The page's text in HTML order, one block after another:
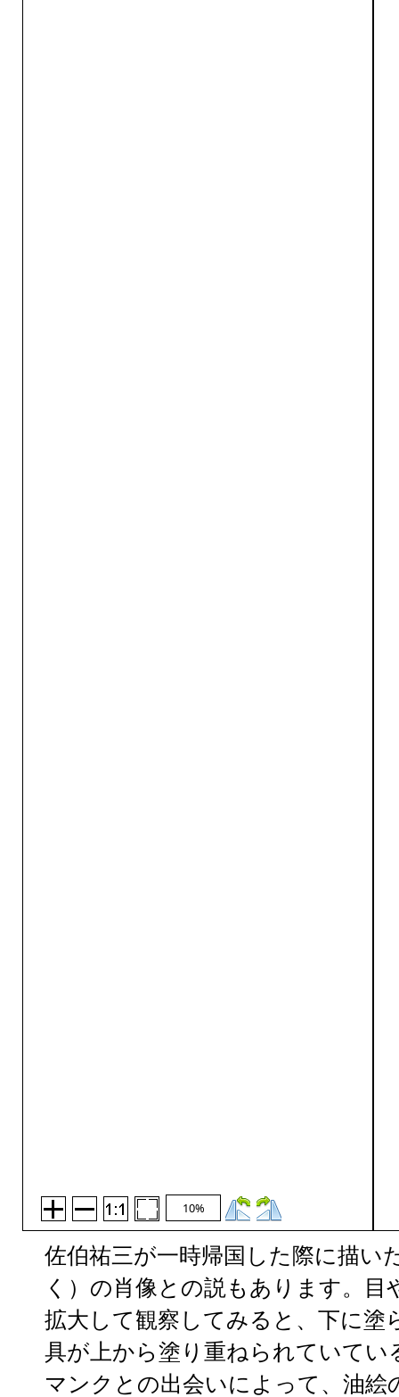
10%
佐伯祐三が一時帰国した際に描い
く）の肖像との説もあります。
拡大して観察してみると、下に
具が上から塗り重ねられていて
マンクとの出会いによって、油絵